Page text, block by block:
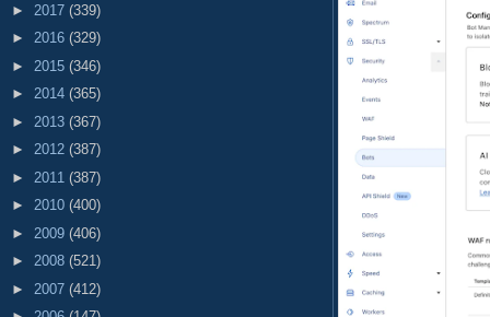
► 2017 (339)
► 2016 (329)
► 2015 (346)
► 2014 (365)
► 2013 (367)
► 2012 (387)
► 2011 (387)
► 2010 (400)
► 2009 (406)
► 2008 (521)
► 2007 (412)